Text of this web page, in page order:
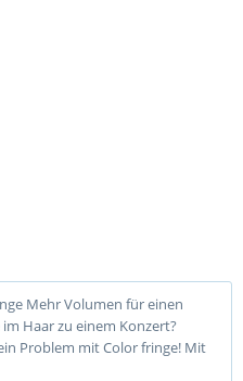
Mehr Volumen für einen
Haar zu einem Konzert?
Problem mit Color fringe! Mit